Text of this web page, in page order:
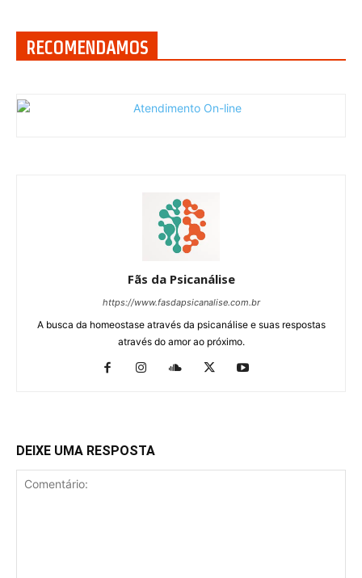
RECOMENDAMOS
Fãs da Psicanálise
https://www.fasdapsicanalise.com.br
A busca da homeostase através da psicanálise e suas respostas
através do amor ao próximo.
DEIXE UMA RESPOSTA